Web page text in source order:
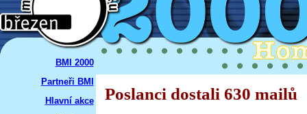
BMI 2000
Partneři BMI
Hlavní akce
Poslanci dostali 630 mailů